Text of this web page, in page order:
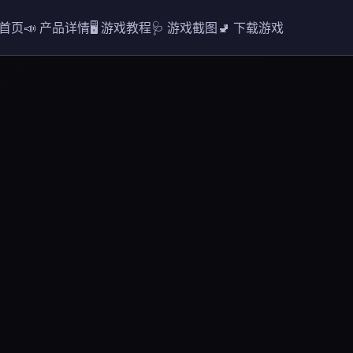
页📣 产品详情🖥️ 游戏教程🩺 游戏截图🚽 下载游戏